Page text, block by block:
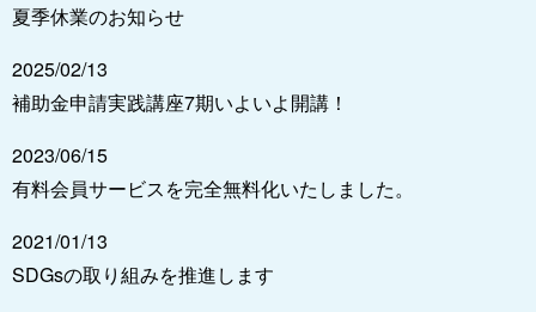
夏季休業のお知らせ
2025/02/13
補助金申請実践講座7期いよいよ開講！
2023/06/15
有料会員サービスを完全無料化いたしました。
2021/01/13
SDGsの取り組みを推進します